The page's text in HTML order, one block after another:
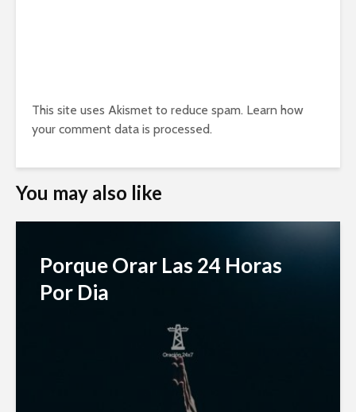
This site uses Akismet to reduce spam. Learn how
your comment data is processed.
You may also like
Porque Orar Las 24 Horas
Por Dia